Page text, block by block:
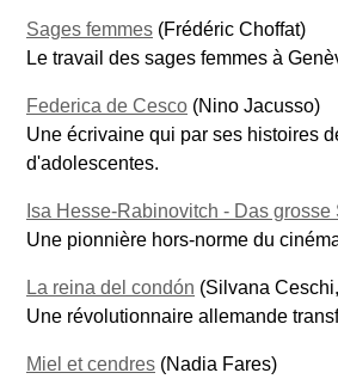
Sages femmes (Frédéric Choffat)
Le travail des sages femmes à
Federica de Cesco (Nino Jacusso)
Une écrivaine qui par ses histoires
d'adolescentes.
Isa Hesse-Rabinovitch - Das
Une pionnière hors-norme du
La reina del condón (Silvana
Une révolutionnaire allemande
Miel et cendres (Nadia Fares)